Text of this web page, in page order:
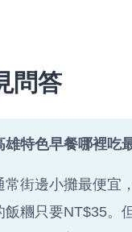
問答
雄特色早餐哪裡吃
常街邊小攤最便宜
飯糰只要NT$35。